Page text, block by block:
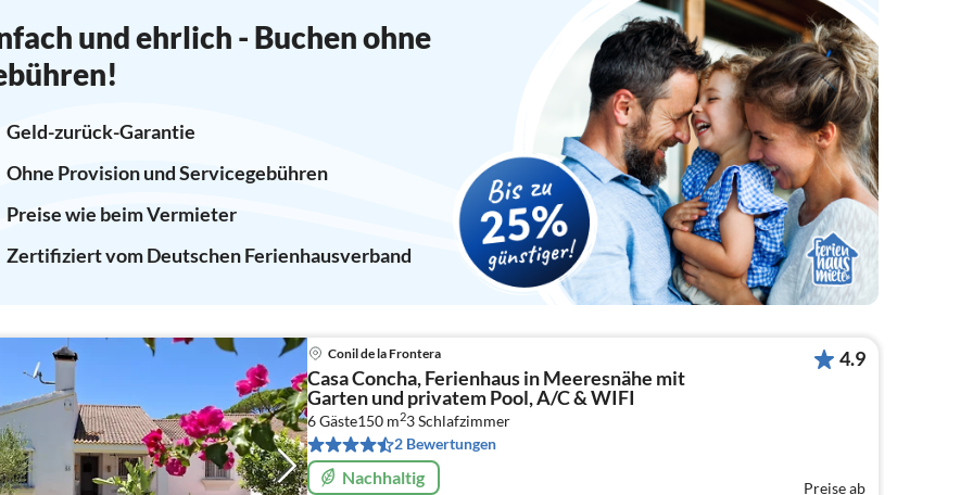
und ehrlich - Buchen ohne
Geld-zurück-Garantie
Ohne Provision und Servicegebühren
Preise wie beim Vermieter
Zertifiziert vom Deutschen Ferienhausverband
Conil de la Frontera
Casa Concha, Ferienhaus in Meeresnähe mit
Garten und privatem Pool, A/C & WIFI
6 Gäste150 m23Schlafzimmer
2 Bewertungen
Nachhaltig
4.9
Preise ab